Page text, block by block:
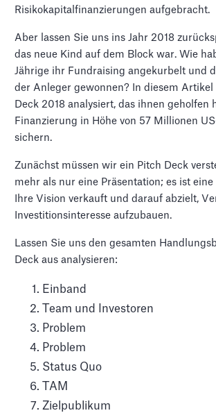
Risikokapitalfinanzierungen aufgebracht.
Aber lassen Sie uns ins Jahr 2018
das neue Kind auf dem Block war. Wie
Jährige ihr Fundraising angekurbelt und
der Anleger gewonnen? In diesem Artikel
Deck 2018 analysiert, das ihnen geholfen
Finanzierung in Höhe von 57 Millionen
sichern.
Zunächst müssen wir ein Pitch Deck
mehr als nur eine Präsentation; es ist
Ihre Vision verkauft und darauf abzielt,
Investitionsinteresse aufzubauen.
Lassen Sie uns den gesamten
Deck aus analysieren:
Einband
Team und Investoren
Problem
Problem
Status Quo
TAM
Zielpublikum